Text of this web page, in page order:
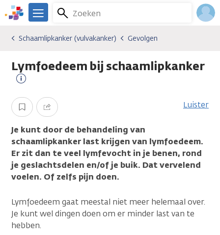
Overslaan
en
gaan
We
er
je.
Kanker.nl
Zoeken
Menu
Kankersoorten
Schaamlipkanker (vulvakanker)
Gevolgen
Schaamlipkanker (vulvakanker) Gevolgen
Lymfoedeem bij schaamlipkanker
informatie
Opslaan Delen Luister
Je kunt door de behandeling van
schaamlipkanker last krijgen van lymfoedeem.
Er zit dan te veel lymfevocht in je benen, rond
je geslachtsdelen en/of je buik. Dat vervelend
voelen. Of zelfs pijn doen.
Lymfoedeem gaat meestal niet meer helemaal over.
Je kunt wel dingen doen om er minder last van te
hebben.